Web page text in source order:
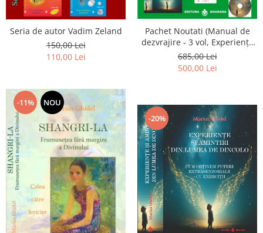
Seria de autor Vadim Zeland
150,00 Lei
110,00 Lei
Pachet Noutati (Manual de
dezvrajire - 3 vol, Experiențe
și amintiri, Rugăciunile
Luceafarului de dimineata) -
Marius Ghidel
685,00 Lei
500,00 Lei
-11% NOU
-20%